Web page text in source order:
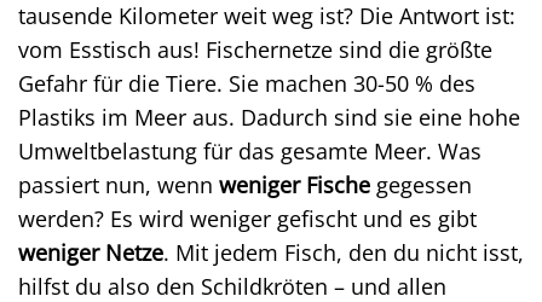
tausende Kilometer weit weg ist? Die Antwort ist:
vom Esstisch aus! Fischernetze sind die größte
Gefahr für die Tiere. Sie machen 30-50 % des
Plastiks im Meer aus. Dadurch sind sie eine hohe
Umweltbelastung für das gesamte Meer. Was
passiert nun, wenn weniger Fische gegessen
werden? Es wird weniger gefischt und es gibt
weniger Netze. Mit jedem Fisch, den du nicht isst,
hilfst du also den Schildkröten – und allen